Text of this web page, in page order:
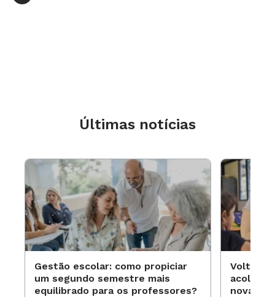
Últimas notícias
Gestão escolar: como propiciar
um segundo semestre mais
equilibrado para os professores?
Volta às
novas